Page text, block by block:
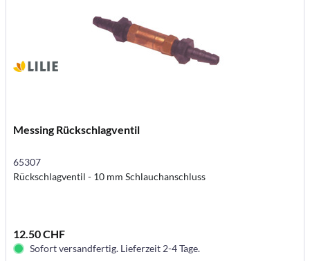
Messing Rückschlagventil
65307
Rückschlagventil - 10 mm Schlauchanschluss
12.50 CHF
Sofort versandfertig. Lieferzeit 2-4 Tage.